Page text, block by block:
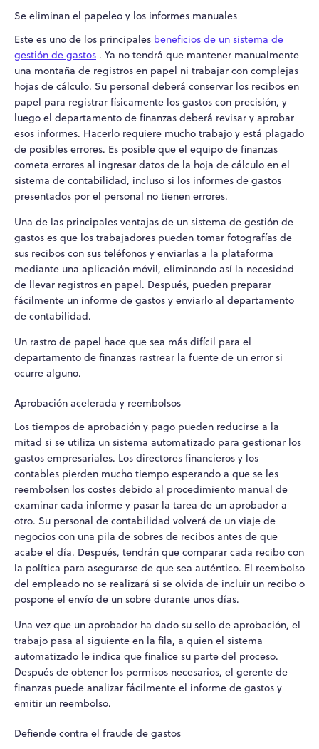
Se eliminan el papeleo y los informes manuales
Este es uno de los principales beneficios de un sistema de
gestión de gastos . Ya no tendrá que mantener manualmente
una montaña de registros en papel ni trabajar con complejas
hojas de cálculo. Su personal deberá conservar los recibos en
papel para registrar físicamente los gastos con precisión, y
luego el departamento de finanzas deberá revisar y aprobar
esos informes. Hacerlo requiere mucho trabajo y está plagado
de posibles errores. Es posible que el equipo de finanzas
cometa errores al ingresar datos de la hoja de cálculo en el
sistema de contabilidad, incluso si los informes de gastos
presentados por el personal no tienen errores.
Una de las principales ventajas de un sistema de gestión de
gastos es que los trabajadores pueden tomar fotografías de
sus recibos con sus teléfonos y enviarlas a la plataforma
mediante una aplicación móvil, eliminando así la necesidad
de llevar registros en papel. Después, pueden preparar
fácilmente un informe de gastos y enviarlo al departamento
de contabilidad.
Un rastro de papel hace que sea más difícil para el
departamento de finanzas rastrear la fuente de un error si
ocurre alguno.
Aprobación acelerada y reembolsos
Los tiempos de aprobación y pago pueden reducirse a la
mitad si se utiliza un sistema automatizado para gestionar los
gastos empresariales. Los directores financieros y los
contables pierden mucho tiempo esperando a que se les
reembolsen los costes debido al procedimiento manual de
examinar cada informe y pasar la tarea de un aprobador a
otro. Su personal de contabilidad volverá de un viaje de
negocios con una pila de sobres de recibos antes de que
acabe el día. Después, tendrán que comparar cada recibo con
la política para asegurarse de que sea auténtico. El reembolso
del empleado no se realizará si se olvida de incluir un recibo o
pospone el envío de un sobre durante unos días.
Una vez que un aprobador ha dado su sello de aprobación, el
trabajo pasa al siguiente en la fila, a quien el sistema
automatizado le indica que finalice su parte del proceso.
Después de obtener los permisos necesarios, el gerente de
finanzas puede analizar fácilmente el informe de gastos y
emitir un reembolso.
Defiende contra el fraude de gastos